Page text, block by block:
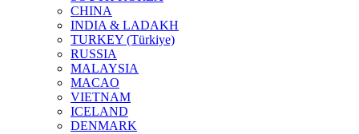
CHINA
INDIA & LADAKH
TURKEY (Türkiye)
RUSSIA
MALAYSIA
MACAO
VIETNAM
ICELAND
DENMARK